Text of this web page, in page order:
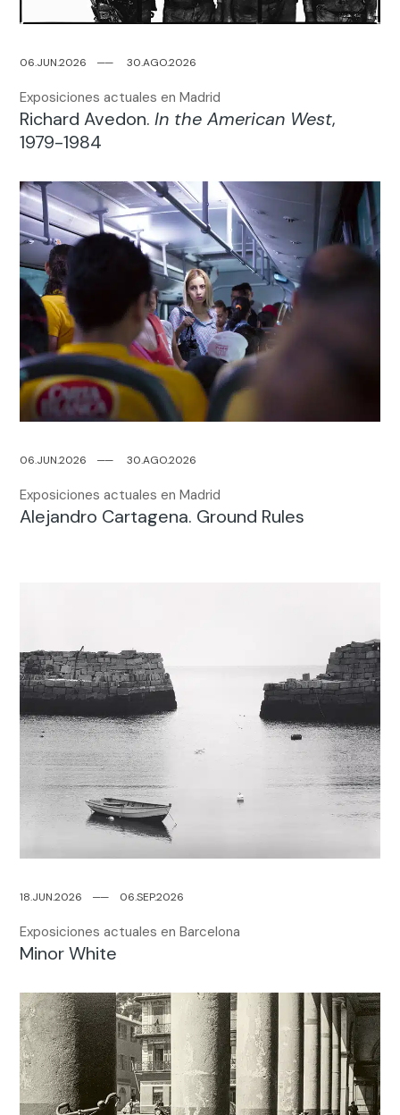
06.JUN.2026── 30.AGO.2026
Exposiciones actuales en Madrid
Richard Avedon.In the American West,
1979-1984
06.JUN.2026── 30.AGO.2026
Exposiciones actuales en Madrid
Alejandro Cartagena. Ground Rules
18.JUN.2026── 06.SEP.2026
Exposiciones actuales en Barcelona
Minor White